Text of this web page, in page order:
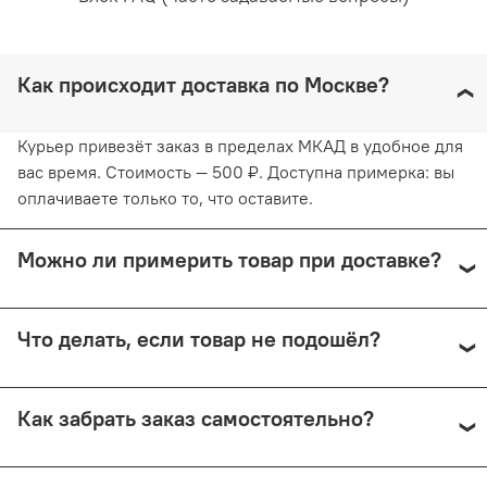
Как происходит доставка по Москве?
Курьер привезёт заказ в пределах МКАД в удобное для
вас время. Стоимость — 500 ₽. Доступна примерка: вы
оплачиваете только то, что оставите.
Можно ли примерить товар при доставке?
СДЭК с примеркой. Первые 15 минут — бесплатно.
Что делать, если товар не подошёл?
Почтой России (в этом случае возврат невозможен).
Как забрать заказ самостоятельно?